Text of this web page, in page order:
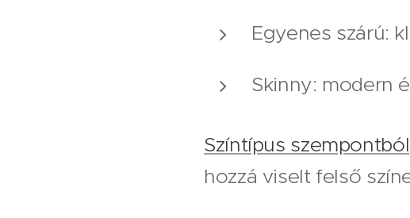
Egyenes szárú:
Skinny: modern
Színtípus szempontból
hozzá viselt felső